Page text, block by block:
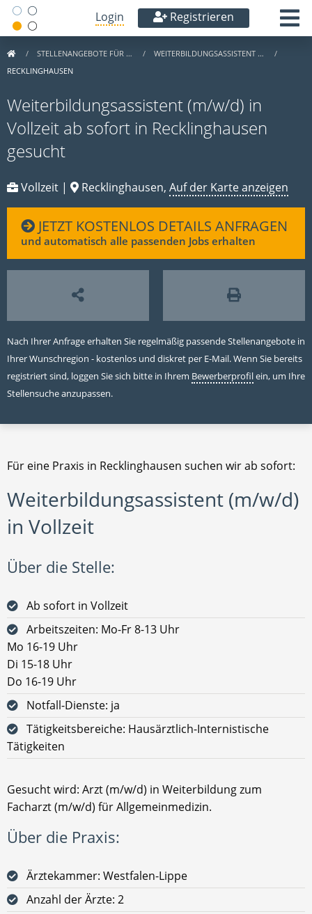
Login Registrieren
STELLENANGEBOTE FÜR …
WEITERBILDUNGSASSISTENT …
RECKLINGHAUSEN
Weiterbildungsassistent (m/w/d) in
Vollzeit ab sofort in Recklinghausen
gesucht
Vollzeit | Recklinghausen, Auf der Karte anzeigen
JETZT KOSTENLOS DETAILS ANFRAGEN
und automatisch alle passenden Jobs erhalten
Nach Ihrer Anfrage erhalten Sie regelmäßig passende Stellenangebote in
Ihrer Wunschregion - kostenlos und diskret per E-Mail. Wenn Sie bereits
registriert sind, loggen Sie sich bitte in Ihrem Bewerberprofilein, um Ihre
Stellensuche anzupassen.
Für eine Praxis in Recklinghausen suchen wir ab sofort:
Weiterbildungsassistent (m/w/d)
in Vollzeit
Über die Stelle:
Ab sofort in Vollzeit
Arbeitszeiten: Mo-Fr 8-13 Uhr
Mo 16-19 Uhr
Di 15-18 Uhr
Do 16-19 Uhr
Notfall-Dienste: ja
Tätigkeitsbereiche: Hausärztlich-Internistische
Tätigkeiten
Gesucht wird: Arzt (m/w/d) in Weiterbildung zum
Facharzt (m/w/d) für Allgemeinmedizin.
Über die Praxis:
Ärztekammer: Westfalen-Lippe
Anzahl der Ärzte: 2